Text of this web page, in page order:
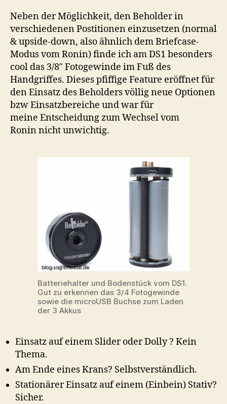
Neben der Möglichkeit, den Beholder in
verschiedenen Postitionen einzusetzen (normal
& upside-down, also ähnlich dem Briefcase-
Modus vom Ronin) finde ich am DS1 besonders
cool das 3/8″ Fotogewinde im Fuß des
Handgriffes. Dieses pfiffige Feature eröffnet für
den Einsatz des Beholders völlig neue Optionen
bzw Einsatzbereiche und war für
meine Entscheidung zum Wechsel vom
Ronin nicht unwichtig.
Batteriehalter und Bodenstück vom DS1.
Gut zu erkennen das 3/4 Fotogewinde
sowie die microUSB Buchse zum Laden
der 3 Akkus
Einsatz auf einem Slider oder Dolly ? Kein
Thema.
Am Ende eines Krans? Selbstverständlich.
Stationärer Einsatz auf einem (Einbein) Stativ?
Sicher.